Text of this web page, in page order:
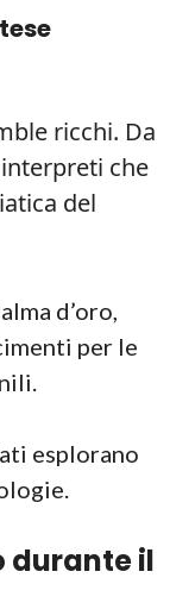
ricchi. Da
interpreti che
del
d’oro,
per le
esplorano
durante il